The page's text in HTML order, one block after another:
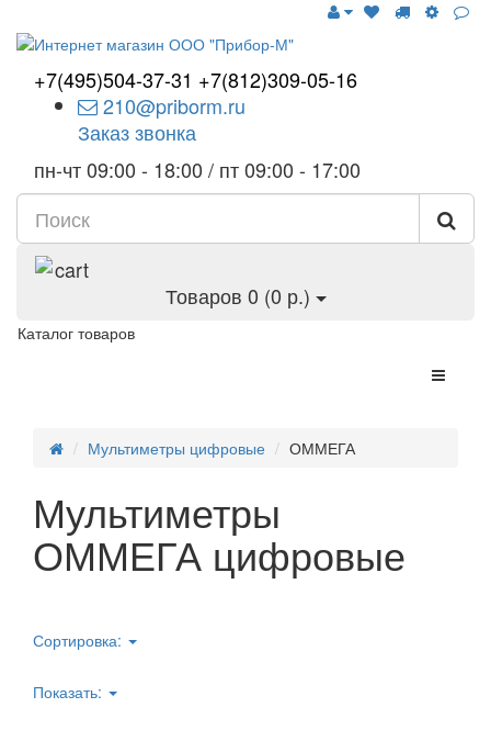
+7(495)504-37-31 +7(812)309-05-16
210@priborm.ru
Заказ звонка
пн-чт 09:00 - 18:00 / пт 09:00 - 17:00
Товаров 0 (0 р.)
Каталог товаров
Мультиметры цифровые ОММЕГА
Мультиметры
ОММЕГА цифровые
Сортировка:
Показать: